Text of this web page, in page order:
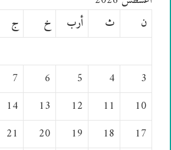
ن
ث أرب خ ج
3
4
5
6
7
10
11
12
13
14
17
18
19
20
21